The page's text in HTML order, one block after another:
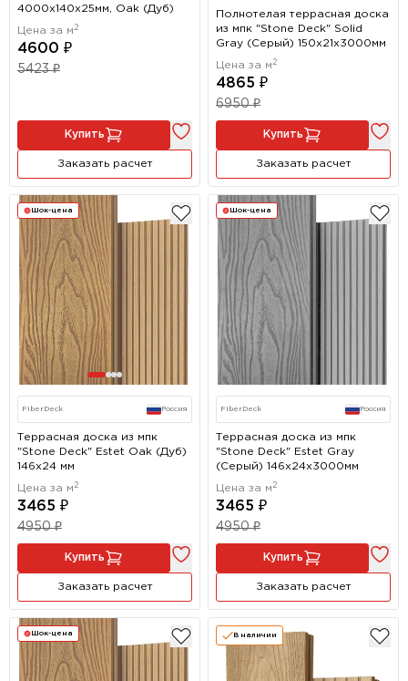
4000х140х25мм, Oak (Дуб)
Цена за м 2
4600 ₽
5423 ₽
Купить
Заказать расчет
Полнотелая террасная доска
из мпк "Stone Deck" Solid
Gray (Серый) 150х21x3000мм
Цена за м 2
4865 ₽
6950 ₽
Купить
Заказать расчет
Шок-цена
FiberDeck Россия
Террасная доска из мпк
"Stone Deck" Estet Oak (Дуб)
146х24 мм
Цена за м 2
3465 ₽
4950 ₽
Купить
Заказать расчет
Шок-цена
FiberDeck Россия
Террасная доска из мпк
"Stone Deck" Estet Gray
(Серый) 146х24x3000мм
Цена за м 2
3465 ₽
4950 ₽
Купить
Заказать расчет
Шок-цена В наличии